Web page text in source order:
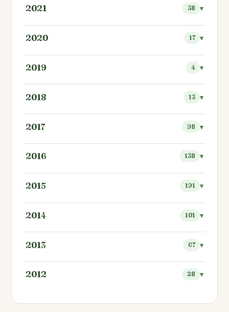
2021 38
2020 17
2019 4
2018 13
2017 98
2016 138
2015 191
2014 101
2013 67
2012 28